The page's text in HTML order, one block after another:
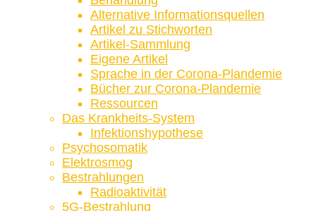
Alternative Informationsquellen
Artikel zu Stichworten
Artikel-Sammlung
Eigene Artikel
Sprache in der Corona-Plandemie
Bücher zur Corona-Plandemie
Ressourcen
Das Krankheits-System
Infektionshypothese
Psychosomatik
Elektrosmog
Bestrahlungen
Radioaktivität
5G-Bestrahlung